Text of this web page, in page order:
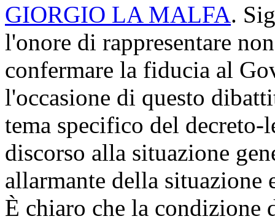
GIORGIO LA MALFA.
l'onore di rappresentare
confermare la fiducia al
l'occasione di questo
tema specifico del
discorso alla situazione
allarmante della situazione
È chiaro che la condizione